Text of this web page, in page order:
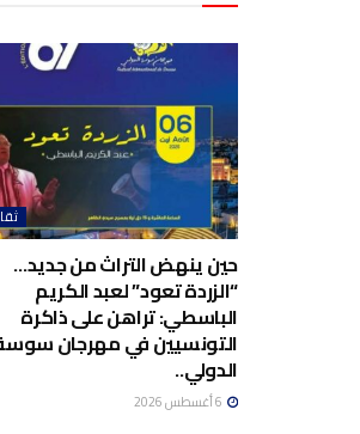
حين ينهض التراث من جديد…
“الزردة تعود” لعبد الكريم
الباسطي: تراهن على ذاكرة
التونسيين في مهرجان
الدولي..